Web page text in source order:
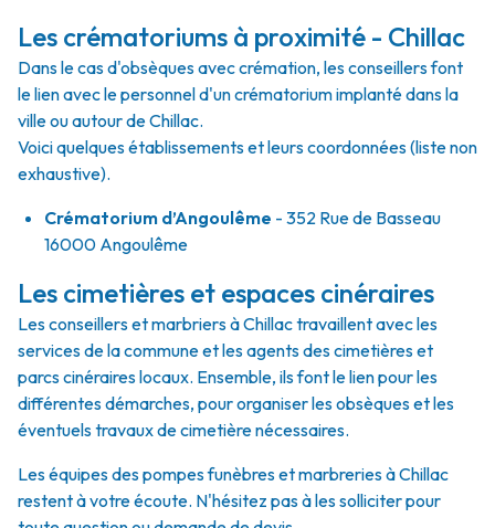
Les crématoriums à proximité - Chillac
Dans le cas d'obsèques avec crémation, les conseillers font
le lien avec le personnel d'un crématorium implanté dans la
ville ou autour de Chillac.
Voici quelques établissements et leurs coordonnées (liste non
exhaustive).
Crématorium d’Angoulême - 352 Rue de Basseau
16000 Angoulême
Les cimetières et espaces cinéraires
Les conseillers et marbriers à Chillac travaillent avec les
services de la commune et les agents des cimetières et
parcs cinéraires locaux. Ensemble, ils font le lien pour les
différentes démarches, pour organiser les obsèques et les
éventuels travaux de cimetière nécessaires.
Les équipes des pompes funèbres et marbreries à Chillac
restent à votre écoute. N'hésitez pas à les solliciter pour